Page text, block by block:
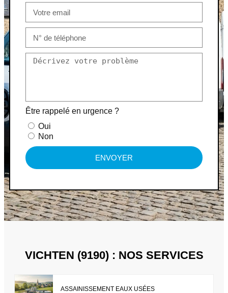
Être rappelé en urgence ?
Oui
Non
ENVOYER
VICHTEN (9190) : NOS SERVICES
ASSAINISSEMENT EAUX USÉES